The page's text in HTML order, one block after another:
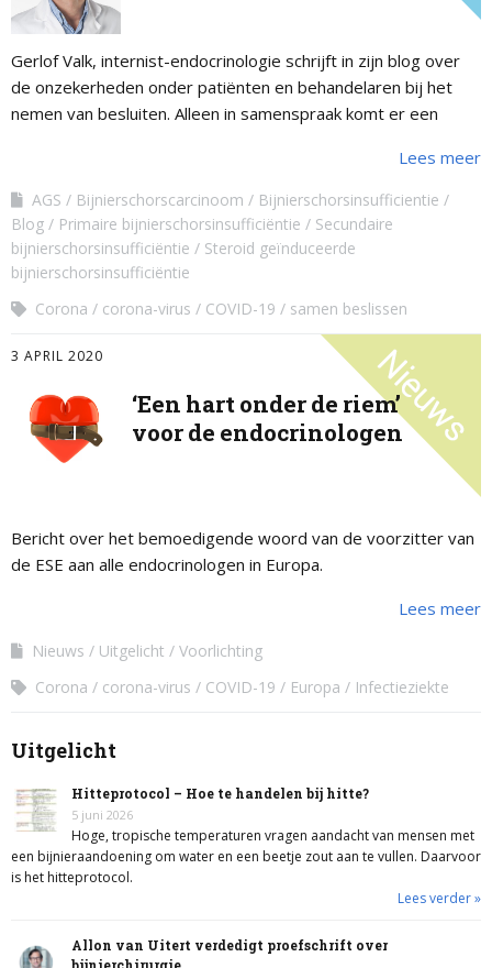
Gerlof Valk, internist-endocrinologie schrijft in zijn blog over
de onzekerheden onder patiënten en behandelaren bij het
nemen van besluiten. Alleen in samenspraak komt er een
Lees meer
AGS Bijnierschorscarcinoom
Bijnierschorsinsufficientie
Blog
Primaire bijnierschorsinsufficiëntie
Secundaire
bijnierschorsinsufficiëntie
Steroid geïnduceerde
bijnierschorsinsufficiëntie
Corona
corona-virus COVID-19 samen beslissen
3 APRIL 2020
‘Een hart onder de riem’
voor de endocrinologen
Bericht over het bemoedigende woord van de voorzitter van
de ESE aan alle endocrinologen in Europa.
Lees meer
Nieuws Uitgelicht
Voorlichting
Corona
corona-virus COVID-19 Europa Infectieziekte
Uitgelicht
Hitteprotocol – Hoe te handelen bij hitte?
5 juni 2026
Hoge, tropische temperaturen vragen aandacht van mensen met
een bijnieraandoening om water en een beetje zout aan te vullen. Daarvoor
is het hitteprotocol.
Lees verder »
Allon van Uitert verdedigt proefschrift over